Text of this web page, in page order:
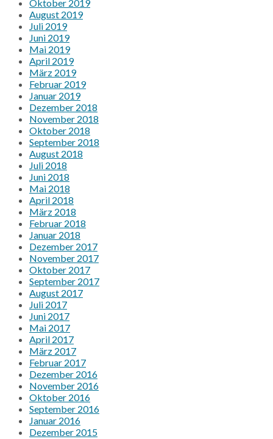
Oktober 2019
August 2019
Juli 2019
Juni 2019
Mai 2019
April 2019
März 2019
Februar 2019
Januar 2019
Dezember 2018
November 2018
Oktober 2018
September 2018
August 2018
Juli 2018
Juni 2018
Mai 2018
April 2018
März 2018
Februar 2018
Januar 2018
Dezember 2017
November 2017
Oktober 2017
September 2017
August 2017
Juli 2017
Juni 2017
Mai 2017
April 2017
März 2017
Februar 2017
Dezember 2016
November 2016
Oktober 2016
September 2016
Januar 2016
Dezember 2015